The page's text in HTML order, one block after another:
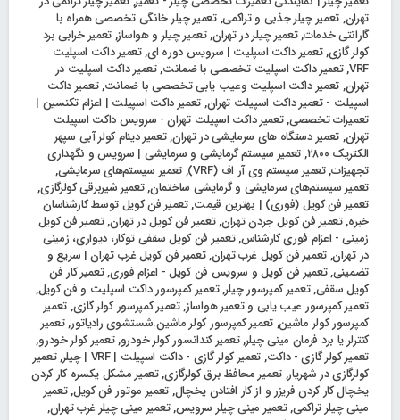
تهران,تعمیر چیلر جذبی و تراکمی,تعمیر چیلر خانگی تخصصی همراه با
گارانتی خدمات,تعمیر چیلر در تهران,تعمیر چیلر و هواساز,تعمیر خرابی برد
کولر گازی,تعمیر داکت اسپلیت | سرویس دوره ای,تعمیر داکت اسپلیت
VRF
,تعمیر داکت اسپلیت تخصصی با ضمانت,تعمیر داکت اسپلیت در
تهران,تعمیر داکت اسپلیت وعیب یابی تخصصی با ضمانت,تعمیر داکت
اسپیلت - تعمیر داکت اسپیلت تهران,تعمیر داکت اسپیلت | اعزام تکنسین |
تعمیرات تخصصی,تعمیر داکت اسپیلت تهران - سرویس داکت اسپیلت
تهران,تعمیر دستگاه های سرمایشی در تهران,تعمیر دینام کولر آبی سپهر
الکتریک ۲۸۰۰
,تعمیر سیستم گرمایشی و سرمایشی | سرویس و نگهداری
تجهیزات,تعمیر سیستم وی آر اف (VRF) ,تعمیر سیستم‌های سرمایشی,
تعمیر سیستم‌های سرمایشی و گرمایشی ساختمان,تعمیر شیربرقی کولرگازی,
تعمیر فن کویل (فوری) | بهترین قیمت,تعمیر فن کویل توسط کارشناسان
خبره,تعمیر فن کویل جردن تهران,تعمیر فن کویل در تهران,تعمیر فن کویل
زمینی - اعزام فوری کارشناس,تعمیر فن کویل سقفی توکار، دیواری، زمینی
در تهران,تعمیر فن کویل غرب تهران,تعمیر فن کویل غرب تهران | سریع و
تضمینی,تعمیر فن کویل و سرویس فن کویل - اعزام فوری,تعمیر کار فن
کویل سقفی,تعمیر کمپرسور چیلر,تعمیر کمپرسور داکت اسپلیت و فن کویل,
تعمیر کمپرسور عیب یابی و تعمیر هواساز,تعمیر کمپرسور کولر گازی,تعمیر
کمپرسور کولر ماشین,تعمیر کمپرسور کولر ماشین.شستشوی رادیاتور,تعمیر
کنترلر یا برد فرمان مینی چیلر,تعمیر کندانسور کولر خودرو,تعمیر کولر خودرو,
تعمیر کولر گازی - داکت,تعمیر کولر گازی - داکت اسپیلت | VRF | چیلر ,تعمیر
کولرگازی در شهریار,تعمیر محافظ برق کولرگازی,تعمیر مشکل یکسره کار کردن
یخچال کار کردن فریزر و از کار افتادن یخچال,تعمیر موتور فن کویل,تعمیر
مینی چیلر تراکمی,تعمیر مینی چیلر سرویس,تعمیر مینی چیلر غرب تهران,